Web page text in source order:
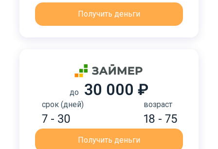
Получить деньги
до 30 000 ₽
срок (дней)
7 - 30
возраст
18 - 75
Получить деньги